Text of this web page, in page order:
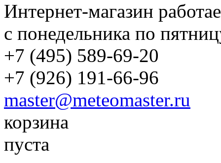
Интернет-магазин
с понедельника по
+7 (495) 589-69-20
+7 (926) 191-66-96
master@meteomaster.ru
корзина
пуста